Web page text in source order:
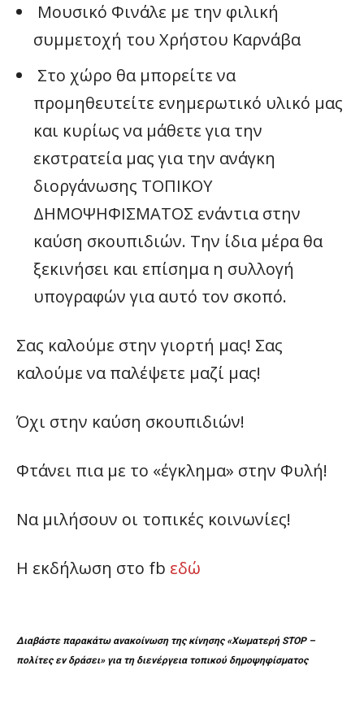
Μουσικό Φινάλε με την φιλική
συμμετοχή του Χρήστου Καρνάβα
Στο χώρο θα μπορείτε να
προμηθευτείτε ενημερωτικό υλικό μας
και κυρίως να μάθετε για την
εκστρατεία μας για την ανάγκη
διοργάνωσης ΤΟΠΙΚΟΥ
ΔΗΜΟΨΗΦΙΣΜΑΤΟΣ ενάντια στην
καύση σκουπιδιών. Την ίδια μέρα θα
ξεκινήσει και επίσημα η συλλογή
υπογραφών για αυτό τον σκοπό.
Σας καλούμε στην γιορτή μας! Σας
καλούμε να παλέψετε μαζί μας!
Όχι στην καύση σκουπιδιών!
Φτάνει πια με το «έγκλημα» στην Φυλή!
Να μιλήσουν οι τοπικές κοινωνίες!
Η εκδήλωση στο fb εδώ
Διαβάστε παρακάτω ανακοίνωση της κίνησης «Χωματερή STOP –
πολίτες εν δράσει» για τη διενέργεια τοπικού δημοψηφίσματος